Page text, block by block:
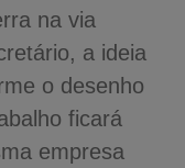
na via
a ideia
o desenho
ficará
empresa